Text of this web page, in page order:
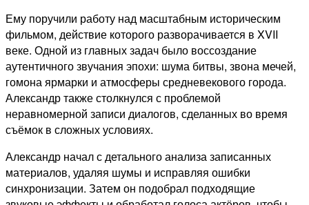
Ему поручили работу над масштабным историческим
фильмом, действие которого разворачивается в XVII
веке. Одной из главных задач было воссоздание
аутентичного звучания эпохи: шума битвы, звона мечей,
гомона ярмарки и атмосферы средневекового города.
Александр также столкнулся с проблемой
неравномерной записи диалогов, сделанных во время
съёмок в сложных условиях.
Александр начал с детального анализа записанных
материалов, удаляя шумы и исправляя ошибки
синхронизации. Затем он подобрал подходящие